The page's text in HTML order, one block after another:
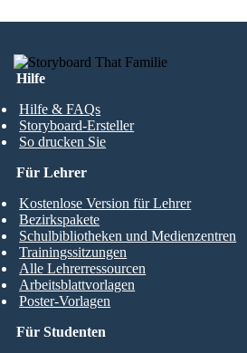
Hilfe
Hilfe & FAQs
Storyboard-Ersteller
So drucken Sie
Für Studenten
Für Lehrer
Kostenlose Version für Lehrer
Bezirkspakete
Schulbibliotheken und Medienzentren
Trainingssitzungen
Alle Lehrerressourcen
Arbeitsblattvorlagen
Poster-Vorlagen